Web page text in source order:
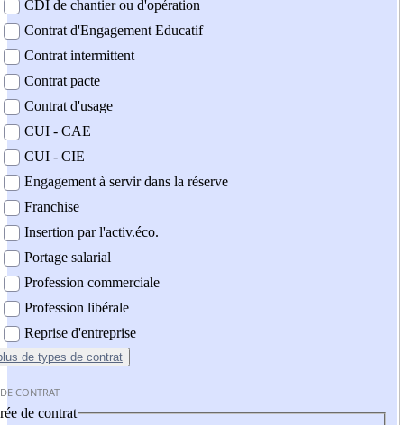
CDI de chantier ou d'opération
Contrat d'Engagement Educatif
Contrat intermittent
Contrat pacte
Contrat d'usage
CUI - CAE
CUI - CIE
Engagement à servir dans la réserve
Franchise
Insertion par l'activ.éco.
Portage salarial
Profession commerciale
Profession libérale
Reprise d'entreprise
de types de contrat
CONTRAT
de contrat